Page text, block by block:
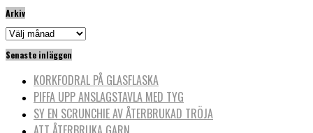
Arkiv
Arkiv
Senaste inläggen
KORKFODRAL PÅ GLASFLASKA
PIFFA UPP ANSLAGSTAVLA MED TYG
SY EN SCRUNCHIE AV ÅTERBRUKAD TRÖJA